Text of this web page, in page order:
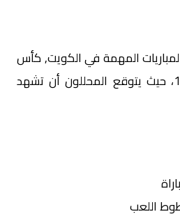
المهمة في الكويت, كأس
أمير الكويت – دور الـ 16، حيث يتوقع المحللون أن تشهد
اللعب